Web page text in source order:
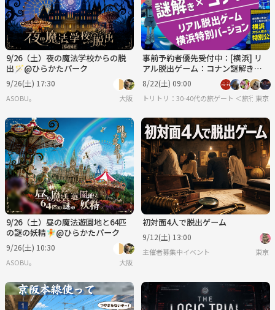
9/26（土）夜の魔法学校からの脱
出🪄@ひらかたパーク
9/26(土) 17:30
ASOBU。 大阪
事前予約者優先受付中：[横浜] リ
アル脱出ゲーム：コナン謎解き・
横浜特別バージョン！
8/22(土) 09:00
トリトリ：30-40代の旅ゲート ＜旅行・世
東京
9/26（土）昼の魔法遊園地と64匹
の謎の妖精🧚@ひらかたパーク
9/26(土) 10:30
ASOBU。 大阪
初対面4人で脱出ゲーム
9/12(土) 13:00
主催者募集中イベント 東京